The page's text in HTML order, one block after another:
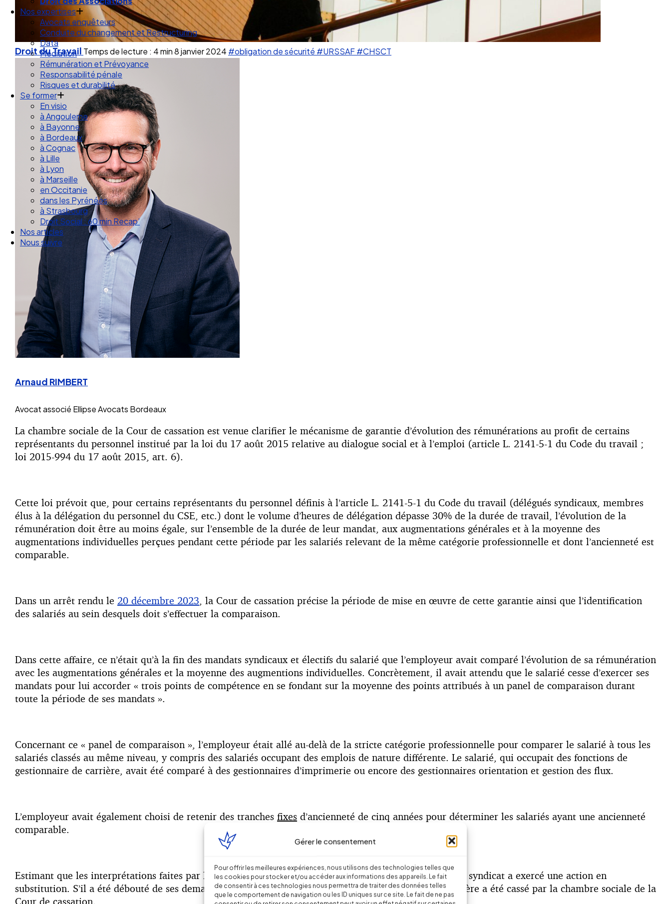
Gérer le consentement
Pour offrir les meilleures expériences, nous utilisons des technologies telles que
les cookies pour stocker et/ou accéder aux informations des appareils. Le fait
de consentir à ces technologies nous permettra de traiter des données telles
que le comportement de navigation ou les ID uniques sur ce site. Le fait de ne pas
Nos expertises
Avocats enquêteurs
Conduite du changement et Restructuring
Data
Médiation
Rémunération et Prévoyance
Responsabilité pénale
Risques et durabilité
Se former
En visio
à Angouleme
à Bayonne
à Bordeaux
à Cognac
à Lille
à Lyon
à Marseille
en Occitanie
dans les Pyrénées
à Strasbourg
Droit Social : 60 min Recap’
Nos articles
Nous suivre
Droit du Travail Temps de lecture : 4 min8 janvier 2024 #obligation de sécurité #URSSAF#CHSCT
Arnaud RIMBERT
Avocat associé Ellipse Avocats Bordeaux
La chambre sociale de la Cour de cassation est venue clarifier le mécanisme de garantie d’évolution des rémunérations au profit de certains
représentants du personnel institué par la loi du 17 août 2015 relative au dialogue social et à l’emploi (article L. 2141-5-1 du Code du travail ;
loi 2015-994 du 17 août 2015, art. 6).
Cette loi prévoit que, pour certains représentants du personnel définis à l’article L. 2141-5-1 du Code du travail (délégués syndicaux, membres
élus à la délégation du personnel du CSE, etc.) dont le volume d’heures de délégation dépasse 30% de la durée de travail, l’évolution de la
rémunération doit être au moins égale, sur l’ensemble de la durée de leur mandat, aux augmentations générales et à la moyenne des
augmentations individuelles perçues pendant cette période par les salariés relevant de la même catégorie professionnelle et dont l’ancienneté est
comparable.
Dans un arrêt rendu le 20 décembre 2023, la Cour de cassation précise la période de mise en œuvre de cette garantie ainsi que l’identification
des salariés au sein desquels doit s’effectuer la comparaison.
Dans cette affaire, ce n’était qu’à la fin des mandats syndicaux et électifs du salarié que l’employeur avait comparé l’évolution de sa rémunération
avec les augmentations générales et la moyenne des augmentions individuelles. Concrètement, il avait attendu que le salarié cesse d’exercer ses
mandats pour lui accorder « trois points de compétence en se fondant sur la moyenne des points attribués à un panel de comparaison durant
toute la période de ses mandats ».
Concernant ce « panel de comparaison », l’employeur était allé au-delà de la stricte catégorie professionnelle pour comparer le salarié à tous les
salariés classés au même niveau, y compris des salariés occupant des emplois de nature différente. Le salarié, qui occupait des fonctions de
gestionnaire de carrière, avait été comparé à des gestionnaires d’imprimerie ou encore des gestionnaires orientation et gestion des flux.
L’employeur avait également choisi de retenir des tranches fixes d’ancienneté de cinq années pour déterminer les salariés ayant une ancienneté
comparable.
Estimant que les interprétations faites par l’employeur étaient désavantageuses et discriminatoires, un syndicat a exercé une action en
substitution. S’il a été débouté de ses demandes par la cour d’appel, la décision rendue par cette dernière a été cassé par la chambre sociale de la
Cour de cassation.